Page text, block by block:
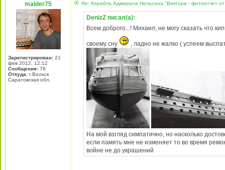
malder75
Зарегистрирован: 21
фев 2012, 12:12
Сообщения: 76
Откуда: г.Вольск
Саратовская обл.
Re: Корабль Адмирала Нельсона "Виктори - фотоотчет от
DenizZ писал(а):
Всем доброго...! Михаил, не могу сказать что
своему сну , ладно не жалко ( успеем
На мой взгляд симпатично, но насколько
если память мне не изменяет то во время
войне не до украшений